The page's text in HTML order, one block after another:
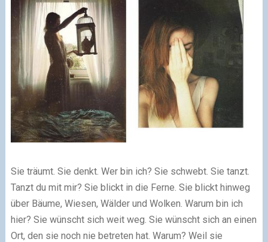
Sie träumt. Sie denkt. Wer bin ich? Sie schwebt. Sie tanzt.
Tanzt du mit mir? Sie blickt in die Ferne. Sie blickt hinweg
über Bäume, Wiesen, Wälder und Wolken. Warum bin ich
hier? Sie wünscht sich weit weg. Sie wünscht sich an einen
Ort, den sie noch nie betreten hat. Warum? Weil sie